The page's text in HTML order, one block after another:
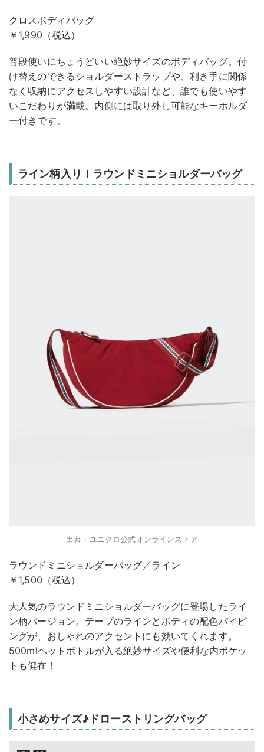
クロスボディバッグ
￥1,990（税込）
普段使いにちょうどいい絶妙サイズのボディバッグ。付
け替えのできるショルダーストラップや、利き手に関係
なく収納にアクセスしやすい設計など、誰でも使いやす
いこだわりが満載。内側には取り外し可能なキーホルダ
ー付きです。
ライン柄入り！ラウンドミニショルダーバッグ
出典：ユニクロ公式オンラインストア
ラウンドミニショルダーバッグ／ライン
￥1,500（税込）
大人気のラウンドミニショルダーバッグに登場したライ
ン柄バージョン。テープのラインとボディの配色パイピ
ングが、おしゃれのアクセントにも効いてくれます。
500mlペットボトルが入る絶妙サイズや便利な内ポケッ
トも健在！
小さめサイズ♪ドローストリングバッグ